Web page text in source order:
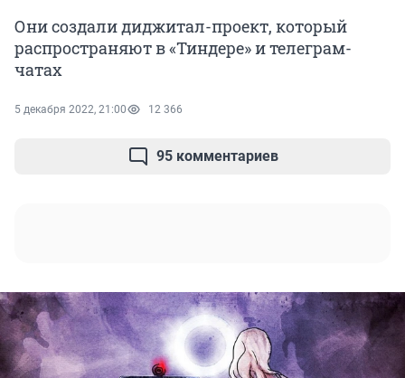
Они создали диджитал-проект, который
распространяют в «Тиндере» и телеграм-
чатах
5 декабря 2022, 21:00 12 366
95 комментариев